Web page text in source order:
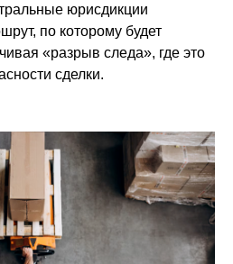
юрисдикции
по которому будет
«разрыв следа», где это
сделки.